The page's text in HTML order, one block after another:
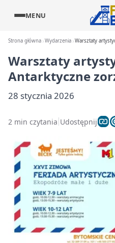
MENU
Strona główna Wydarzenia Warsztaty
Warsztaty
Antarktyczne
28 stycznia 2026
2 min czytania Udostępnij